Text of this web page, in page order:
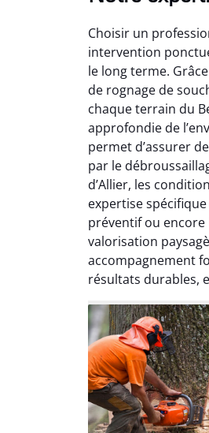
Choisir un
intervention
le long terme.
de rognage de
chaque terrain du
approfondie de
permet d’assurer
par le
d’Allier, les
expertise
préventif ou encore
valorisation
accompagnement
résultats durables,